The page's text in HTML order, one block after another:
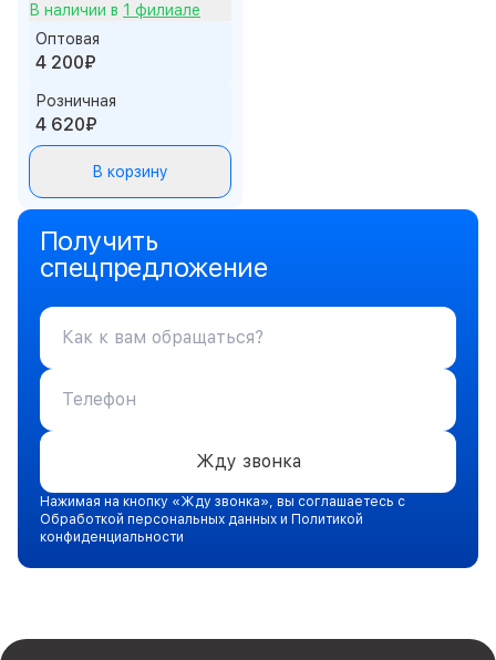
В наличии в 1 филиале
Оптовая
4 200₽
Розничная
4 620₽
В корзину
Получить
спецпредложение
Жду звонка
Нажимая на кнопку «Жду звонка», вы соглашаетесь с
Обработкой персональных данных и Политикой
конфиденциальности